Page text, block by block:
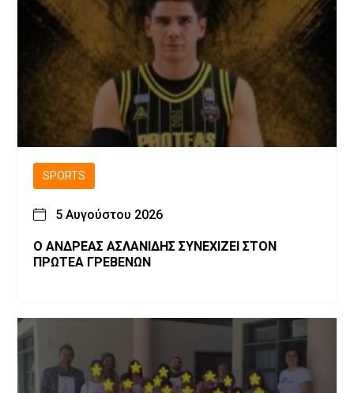
SPORTS
5 Αυγούστου 2026
Ο ΑΝΔΡΕΑΣ ΑΣΛΑΝΙΔΗΣ ΣΥΝΕΧΙΖΕΙ ΣΤΟΝ
ΠΡΩΤΕΑ ΓΡΕΒΕΝΩΝ